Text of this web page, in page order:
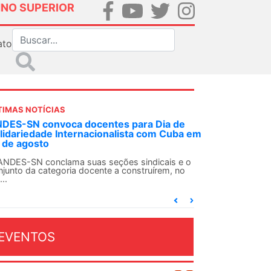
SUPERIOR
NOTÍCIAS
SN convoca docentes para Dia de
Internacionalista com Cuba em
de agosto
SN conclama suas seções sindicais e o
da categoria docente a construírem, no